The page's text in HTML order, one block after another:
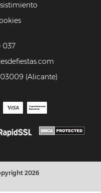
037
(Alicante)
2026